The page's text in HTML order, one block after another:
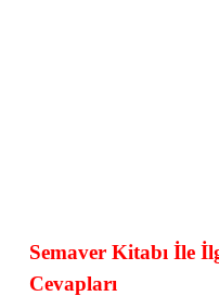
Semaver Kitabı İle
Cevapları